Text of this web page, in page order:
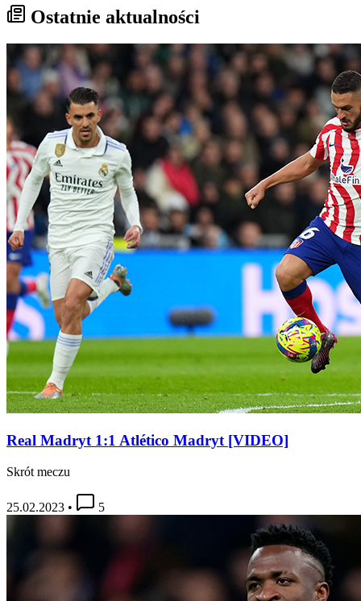
Ostatnie aktualności
Real Madryt 1:1 Atlético Madryt [VIDEO]
Skrót meczu
25.02.2023 • 5